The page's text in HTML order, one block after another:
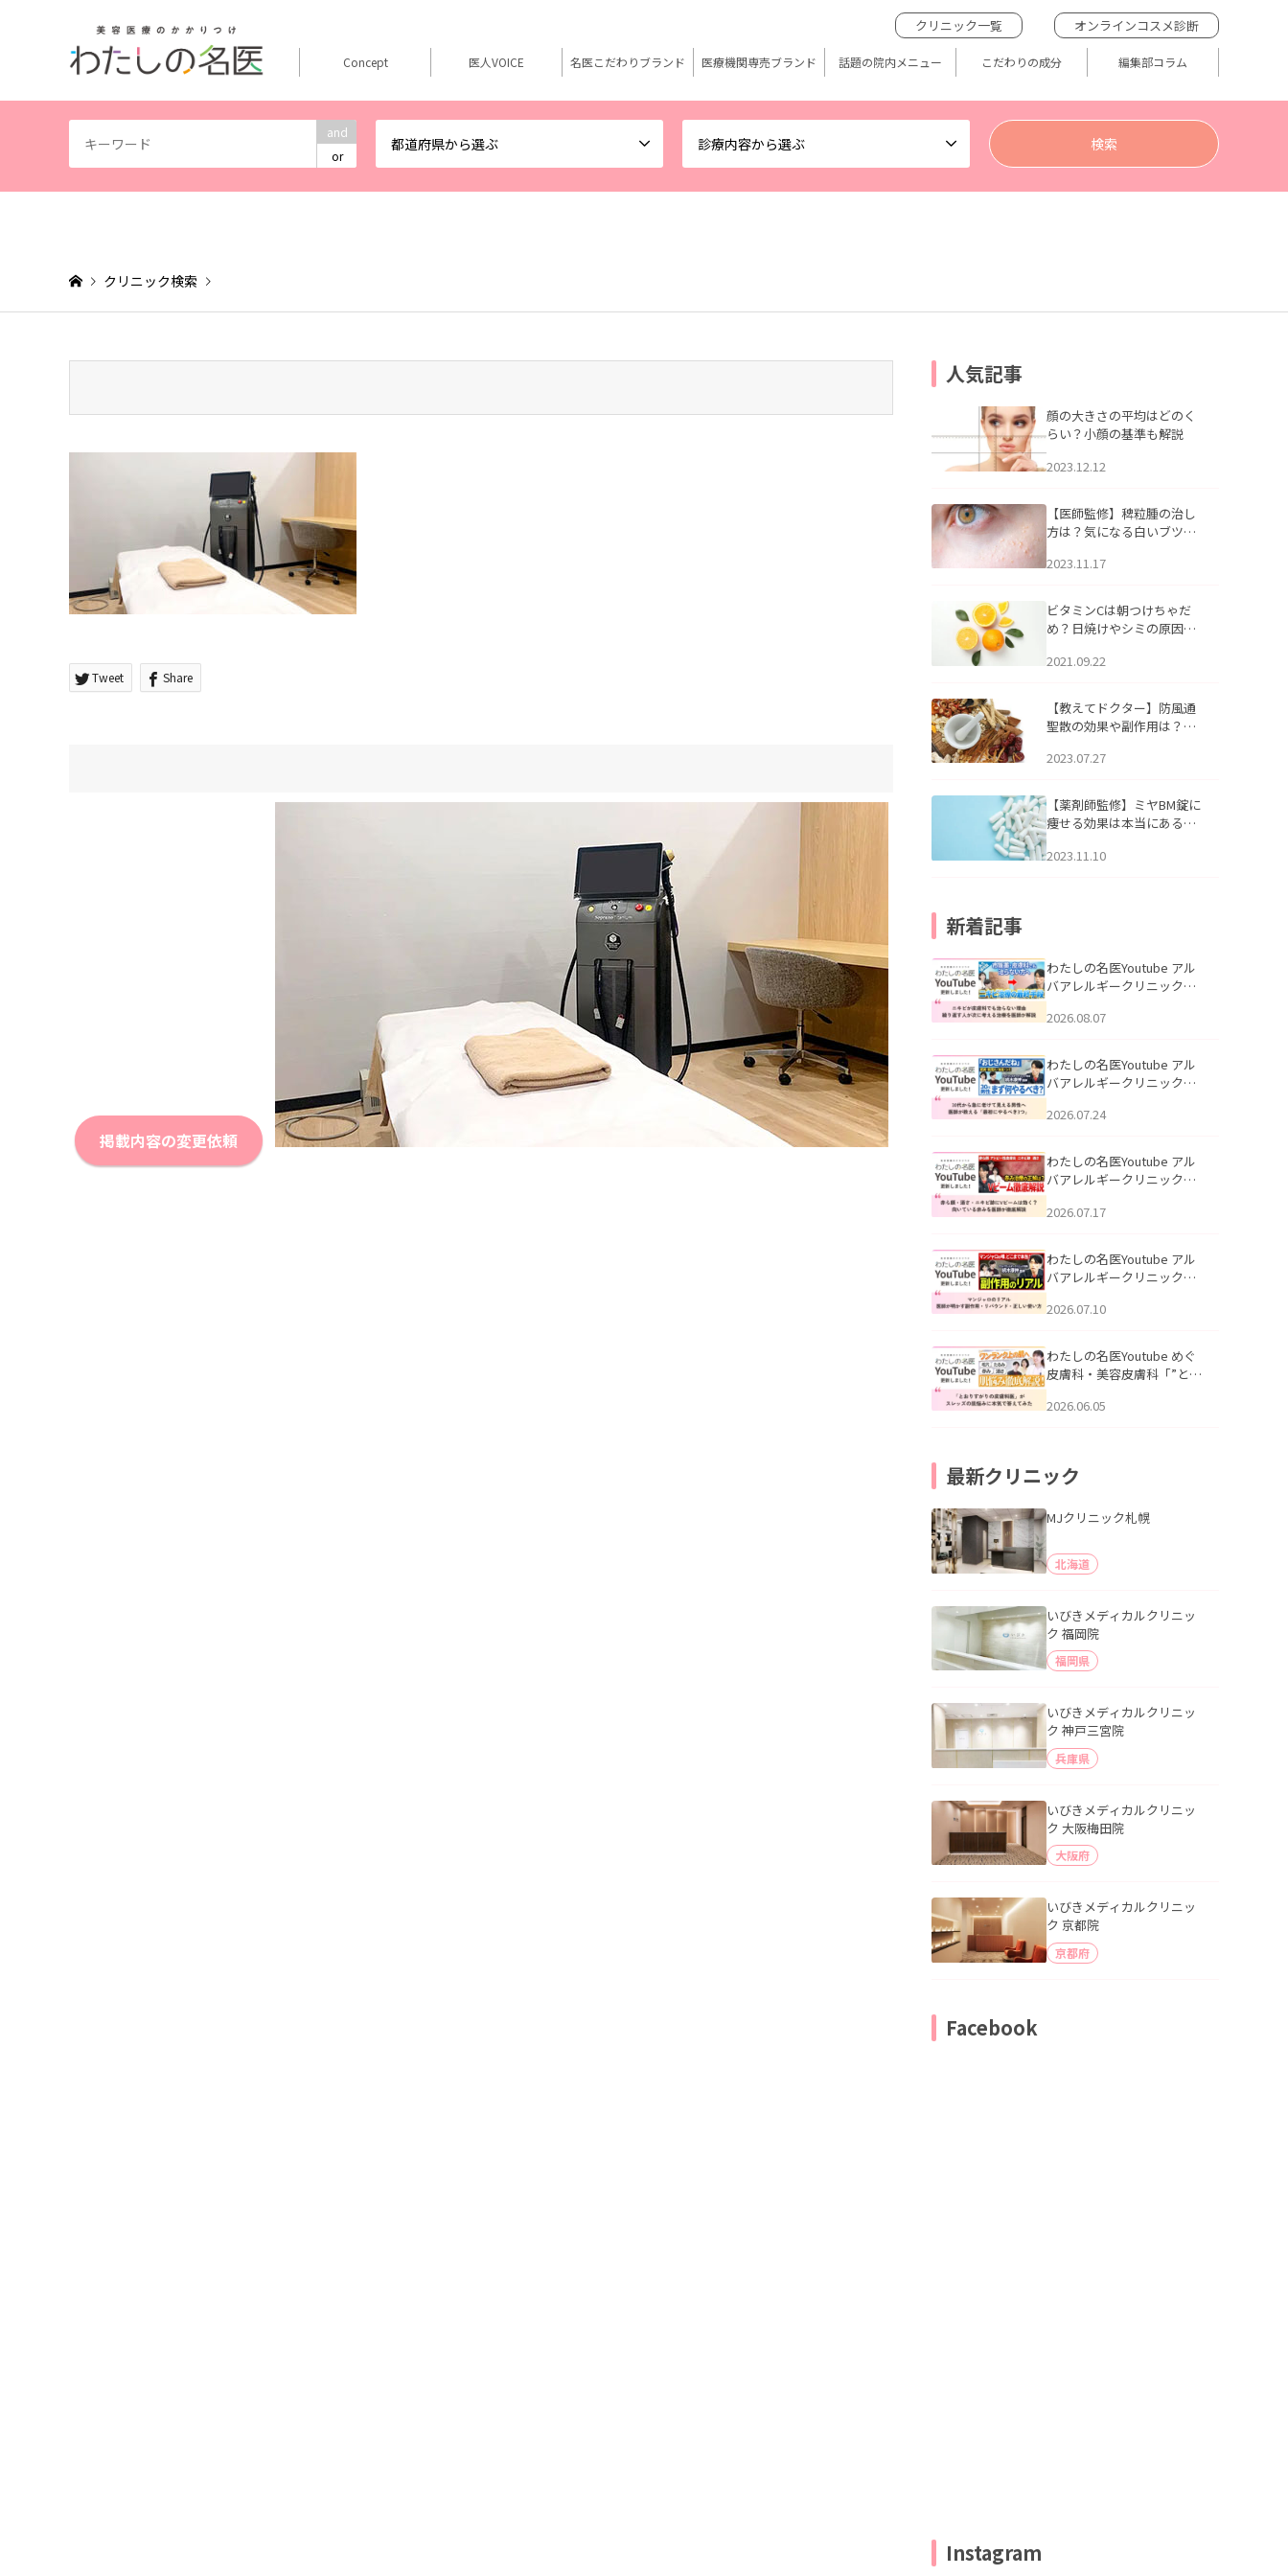
and
or
都道府県から選ぶ 診療内容から選ぶ
クリニック一覧 オンラインコスメ診断
Concept 医人VOICE 名医こだわりブランド 医療機関専売ブランド 話題の院内メニュー こだわりの成分 編集部コラム
クリニック検索
Tweet Share
掲載内容の変更依頼
人気記事
顔の大きさの平均はどのく
らい？小顔の基準も解説
2023.12.12
【医師監修】稗粒腫の治し
方は？気になる白いブツブ
アについて
2023.11.17
ビタミンCは朝つけちゃだ
め？日焼けやシミの原因に
2021.09.22
【教えてドクター】防風通
聖散の効果や副作用は？長
2023.07.27
【薬剤師監修】ミヤBM錠に
痩せる効果は本当にある
2023.11.10
新着記事
わたしの名医Youtube アル
バアレルギークリニック札
らない理由｜繰り返す人が
説」を公開いたしました。
2026.08.07
わたしの名医Youtube アル
バアレルギークリニック札
える男性へ｜医師が教える
公開いたしました。
2026.07.24
わたしの名医Youtube アル
バアレルギークリニック札
跡にVビームは効く？向いて
説」を公開いたしました。
2026.07.17
わたしの名医Youtube アル
バアレルギークリニック札
医師が明かす副作用・リバ
公開いたしました。
2026.07.10
わたしの名医Youtube めぐ
皮膚科・美容皮膚科「”とお
ッズの肌悩みに本気で答え
2026.06.05
最新クリニック
MJクリニック札幌
北海道
いびきメディカルクリニッ
ク 福岡院
福岡県
いびきメディカルクリニッ
ク 神戸三宮院
兵庫県
いびきメディカルクリニッ
ク 大阪梅田院
大阪府
いびきメディカルクリニッ
ク 京都院
京都府
Facebook
Instagram